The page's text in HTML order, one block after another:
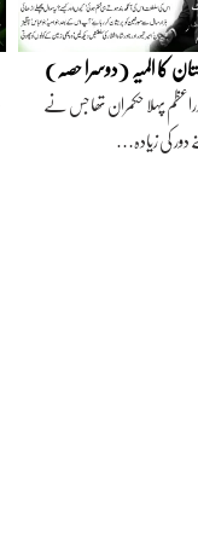
کا المیہ (دوسرا حصہ)
پہلا حکمران تھا جس نے
کی زیادہ…